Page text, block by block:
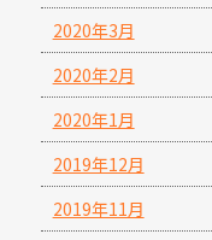
2020年3月
2020年2月
2020年1月
2019年12月
2019年11月